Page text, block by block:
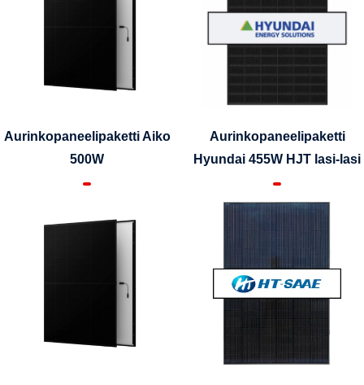
Aurinkopaneelipaketti Aiko
500W
Aurinkopaneelipaketti
Hyundai 455W HJT lasi-lasi